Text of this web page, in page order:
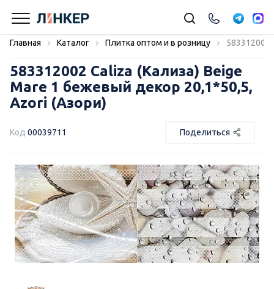
Главная Каталог Плитка оптом и в розницу 583312002
583312002 Caliza (Кализа) Beige
Mare 1 бежевый декор 20,1*50,5,
Azori (Азори)
Код 00039711 Поделиться